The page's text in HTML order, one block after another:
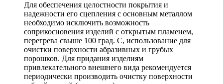
Для обеспечения целостности покрытия и
надежности его сцепления с основным металлом
необходимо исключить возможность
соприкосновения изделий с открытым пламенем,
перегрева свыше 100 град. С, использование для
очистки поверхности абразивных и грубых
порошков. Для придания изделиям
привлекательного внешнего вида рекомендуется
периодически производить очистку поверхности